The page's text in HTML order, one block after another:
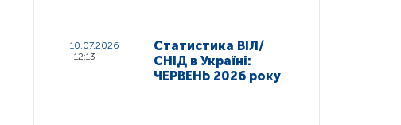
10.07.2026
12:13
Статистика ВІЛ/
СНІД в Україні:
ЧЕРВЕНЬ 2026 року